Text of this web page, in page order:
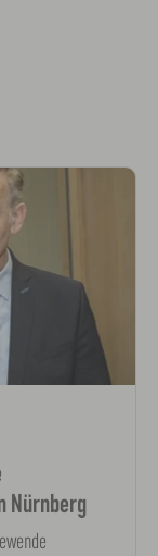
Nürnberg